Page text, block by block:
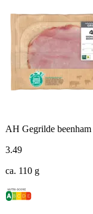
AH Gegrilde beenham
3.49
ca. 110 g